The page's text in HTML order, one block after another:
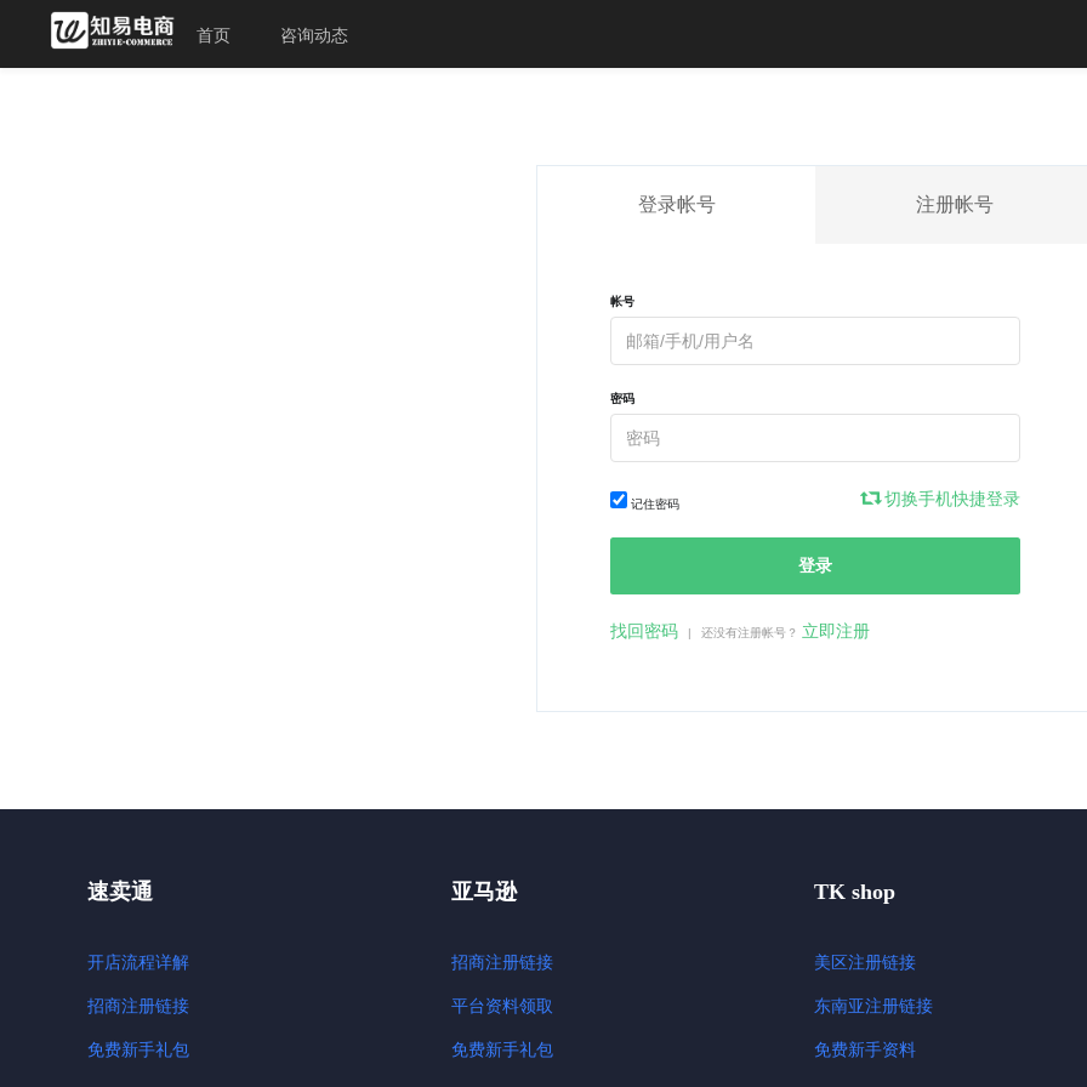
首页 咨询动态
登录帐号 注册帐号
帐号
密码
记住密码 切换手机快捷登录
登录
找回密码 | 还没有注册帐号？ 立即注册
速卖通
开店流程详解
招商注册链接
免费新手礼包
亚马逊
招商注册链接
平台资料领取
免费新手礼包
TK shop
美区注册链接
东南亚注册链接
免费新手资料